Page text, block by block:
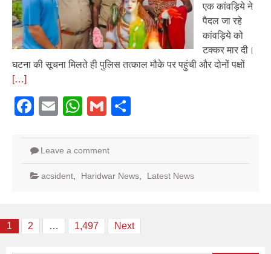
एक कांवड़िये ने
पैदल जा रहे
कांवड़िये को
टक्कर मार दी।
घटना की सूचना मिलते ही पुलिस तत्काल मौके पर पहुंची और दोनों पक्षों
[…]
Facebook
EmailWhatsApp
Gmail
Leave a comment
acsident Haridwar News Latest News
Posts
1 2 … 1,497 Next